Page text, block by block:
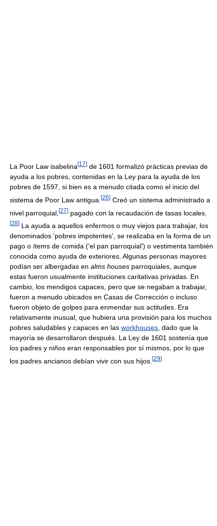
La Poor Law isabelina [17] de 1601 formalizó prácticas previas de
ayuda a los pobres, contenidas en la Ley para la ayuda de los
pobres de 1597, si bien es a menudo citada como el inicio del
sistema de Poor Law antigua. [26] Creó un sistema administrado a
nivel parroquial, [27] pagado con la recaudación de tasas locales.
[28] La ayuda a aquellos enfermos o muy viejos para trabajar, los
denominados 'pobres impotentes', se realizaba en la forma de un
pago o ítems de comida ('el pan parroquial') o vestimenta también
conocida como ayuda de exteriores. Algunas personas mayores
podían ser albergadas en alms houses parroquiales, aunque
estas fueron usualmente instituciones caritativas privadas. En
cambio, los mendigos capaces, pero que se negaban a trabajar,
fueron a menudo ubicados en Casas de Corrección o incluso
fueron objeto de golpes para enmendar sus actitudes. Era
relativamente inusual, que hubiera una provisión para los muchos
pobres saludables y capaces en las workhouses , dado que la
mayoría se desarrollaron después. La Ley de 1601 sostenía que
los padres y niños eran responsables por sí mismos, por lo que
los padres ancianos debían vivir con sus hijos. [29]